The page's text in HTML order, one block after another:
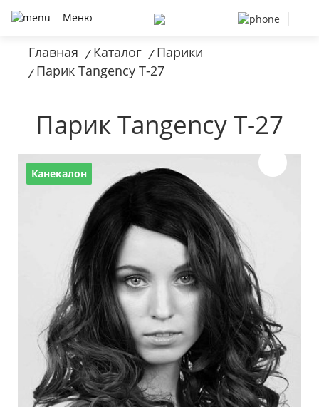
Меню
Главная / Каталог / Парики
/ Парик Tangency T-27
Парик Tangency T-27
Канекалон